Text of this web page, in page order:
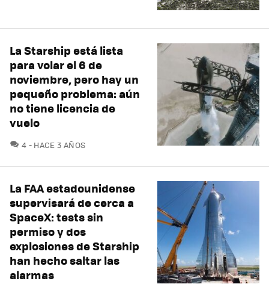
La Starship está lista
para volar el 6 de
noviembre, pero hay un
pequeño problema: aún
no tiene licencia de
vuelo
4 COMENTARIOS
HACE 3 AÑOS
La FAA estadounidense
supervisará de cerca a
SpaceX: tests sin
permiso y dos
explosiones de Starship
han hecho saltar las
alarmas